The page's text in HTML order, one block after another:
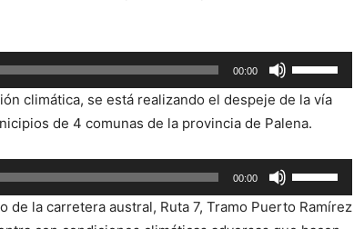
00:00
las
teclas
de
flecha
arriba/abajo
para
climática, se está realizando el despeje de la vía
de 4 comunas de la provincia de Palena.
00:00
las
teclas
de la carretera austral, Ruta 7, Tramo Puerto Ramírez